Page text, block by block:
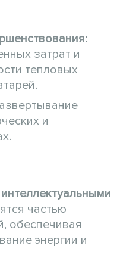
затрат и
тепловых
и
частью
обеспечивая
энергии и